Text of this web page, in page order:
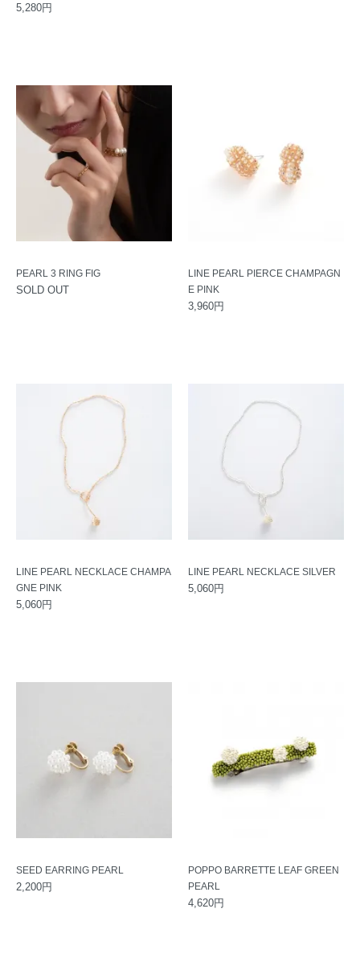
5,280円
PEARL 3 RING FIG
SOLD OUT
LINE PEARL PIERCE CHAMPAGN
E PINK
3,960円
LINE PEARL NECKLACE CHAMPA
GNE PINK
5,060円
LINE PEARL NECKLACE SILVER
5,060円
SEED EARRING PEARL
2,200円
POPPO BARRETTE LEAF GREEN
PEARL
4,620円